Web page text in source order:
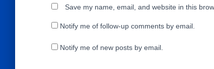
Save my name, email, and website in this
Notify me of follow-up comments by email.
Notify me of new posts by email.